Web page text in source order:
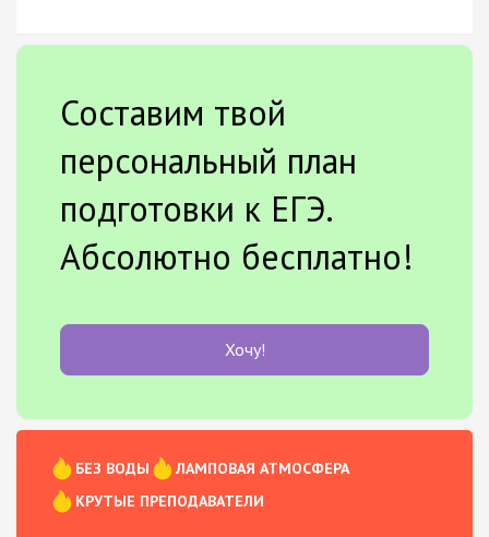
Составим твой
персональный план
подготовки к ЕГЭ.
Абсолютно бесплатно!
Хочу!
БЕЗ ВОДЫ
ЛАМПОВАЯ АТМОСФЕРА
КРУТЫЕ ПРЕПОДАВАТЕЛИ